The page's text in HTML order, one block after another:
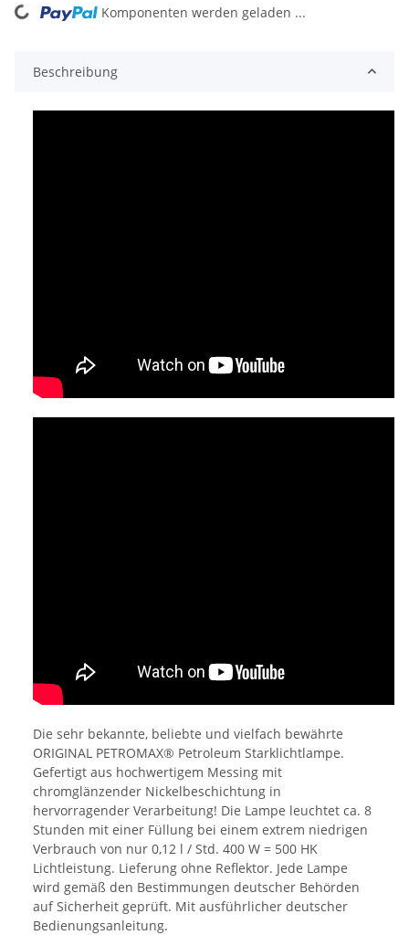
Komponenten werden geladen ...
Beschreibung
Die sehr bekannte, beliebte und vielfach bewährte
ORIGINAL PETROMAX® Petroleum Starklichtlampe.
Gefertigt aus hochwertigem Messing mit
chromglänzender Nickelbeschichtung in
hervorragender Verarbeitung! Die Lampe leuchtet ca. 8
Stunden mit einer Füllung bei einem extrem niedrigen
Verbrauch von nur 0,12 l / Std. 400 W = 500 HK
Lichtleistung. Lieferung ohne Reflektor. Jede Lampe
wird gemäß den Bestimmungen deutscher Behörden
auf Sicherheit geprüft. Mit ausführlicher deutscher
Bedienungsanleitung.